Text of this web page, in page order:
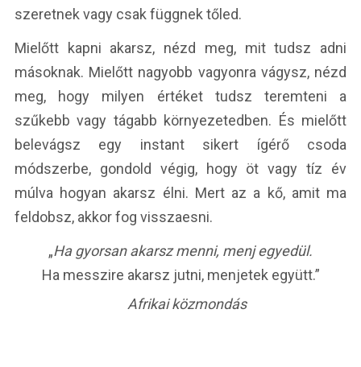
szeretnek vagy csak függnek tőled.
Mielőtt kapni akarsz, nézd meg, mit tudsz adni
másoknak. Mielőtt nagyobb vagyonra vágysz, nézd
meg, hogy milyen értéket tudsz teremteni a
szűkebb vagy tágabb környezetedben. És mielőtt
belevágsz egy instant sikert ígérő csoda
módszerbe, gondold végig, hogy öt vagy tíz év
múlva hogyan akarsz élni. Mert az a kő, amit ma
feldobsz, akkor fog visszaesni.
„Ha gyorsan akarsz menni, menj egyedül.
Ha messzire akarsz jutni, menjetek együtt.”
Afrikai közmondás